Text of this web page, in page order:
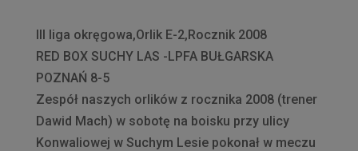
III liga okręgowa,Orlik E-2,Rocznik 2008
RED BOX SUCHY LAS -LPFA BUŁGARSKA
POZNAŃ 8-5
Zespół naszych orlików z rocznika 2008 (trener
Dawid Mach) w sobotę na boisku przy ulicy
Konwaliowej w Suchym Lesie pokonał w meczu